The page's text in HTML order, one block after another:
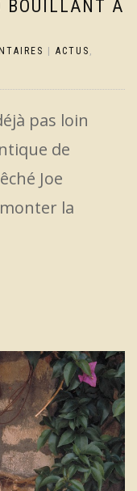
BOUILLANT À
| ACTUS
pas loin
de
Joe
la